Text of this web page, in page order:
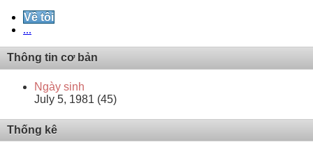
Về tôi
...
Thông tin cơ bản
Ngày sinh
July 5, 1981 (45)
Thống kê